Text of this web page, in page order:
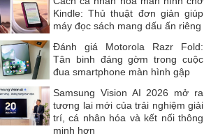
Kindle: Thủ thuật đơn giản giúp
máy đọc sách mang dấu ấn riêng
Đánh giá Motorola Razr Fold:
Tân binh đáng gờm trong cuộc
đua smartphone màn hình gập
Samsung Vision AI 2026 mở ra
tương lai mới của trải nghiệm giải
trí, cá nhân hóa và kết nối thông
minh hơn